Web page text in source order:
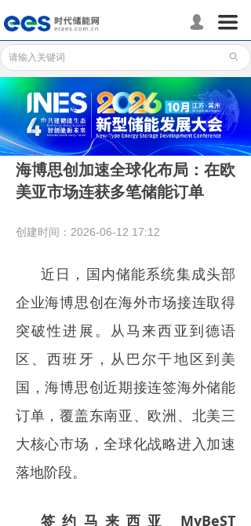
끀
首页
储能分会
储能政策
储能应用
储能技术
标准体系
行业动态
企业动态
国际储能
数据统计
电力市场
招中标信息
招聘
넙
ꄙ
海博思创加速全球化布局：在欧
美亚市场连获多笔储能订单
近日，国内储能系统集成头部
企业海博思创在海外市场接连取得
突破性进展。从马来西亚到德语
区、西班牙，从巴尔干地区到美
国，海博思创近期接连签海外储能
订单，覆盖东南亚、欧洲、北美三
大核心市场，全球化战略进入加速
落地阶段。
签约马来西亚 MyBeST
创建时间： 2026-06-12 17:12